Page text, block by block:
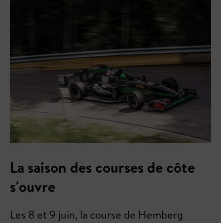
La saison des courses de côte
s'ouvre
Les 8 et 9 juin, la course de Hemberg